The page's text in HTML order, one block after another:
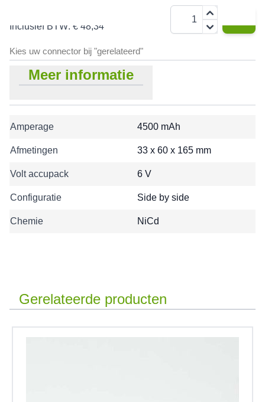
Inclusief BTW: € 48,34
Kies uw connector bij "gerelateerd"
Meer informatie
Amperage 4500 mAh
Afmetingen 33 x 60 x 165 mm
Volt accupack 6 V
Configuratie Side by side
Chemie NiCd
Gerelateerde producten